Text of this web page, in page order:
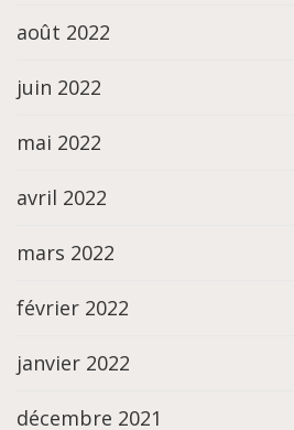
août 2022
juin 2022
mai 2022
avril 2022
mars 2022
février 2022
janvier 2022
décembre 2021